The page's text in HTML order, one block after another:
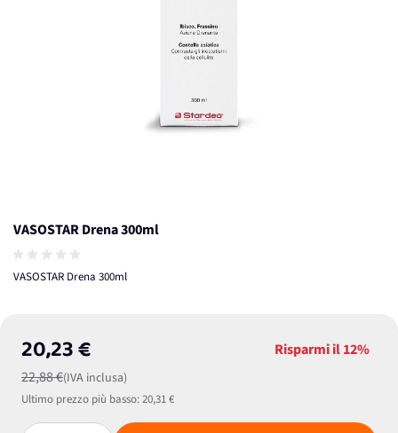
VASOSTAR Drena 300ml
VASOSTAR Drena 300ml
20,23 €
22,88 €(IVA inclusa)
Risparmi il12%
Ultimo prezzo più basso:20,31 €